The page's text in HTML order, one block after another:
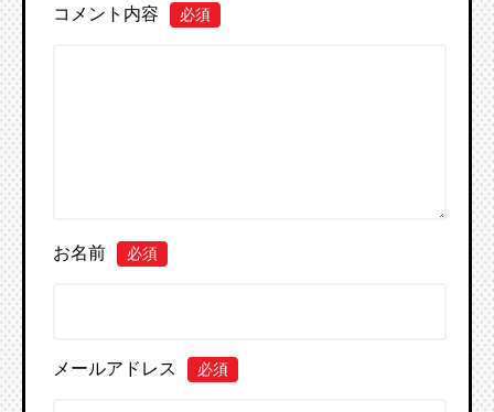
コメント内容 必須
お名前 必須
メールアドレス 必須